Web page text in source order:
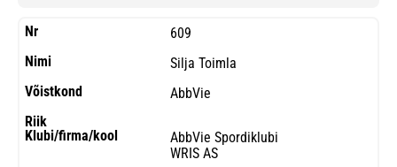
609
Silja Toimla
AbbVie
AbbVie Spordiklubi
WRIS AS